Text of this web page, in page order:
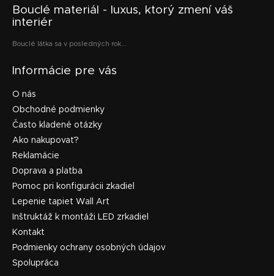
Bouclé materiál - luxus, ktorý zmení váš
interiér
Bouclé látka sa v posledných rok...
Informácie pre vás
O nás
Obchodné podmienky
Často kladené otázky
Ako nakupovať?
Reklamácie
Doprava a platba
Pomoc pri konfigurácii zkadiel
Lepenie tapiet Wall Art
Inštruktáž k montáži LED zrkadiel
Kontakt
Podmienky ochrany osobných údajov
Spolupráca